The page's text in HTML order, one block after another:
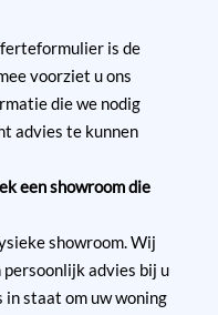
is de
voorziet u ons
die we nodig
advies te kunnen
een showroom die
showroom. Wij
advies bij u
staat om uw woning